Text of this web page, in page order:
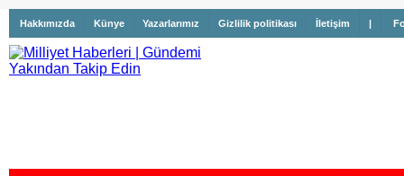
Hakkımızda Künye Yazarlarımız Gizlilik politikası İletişim |